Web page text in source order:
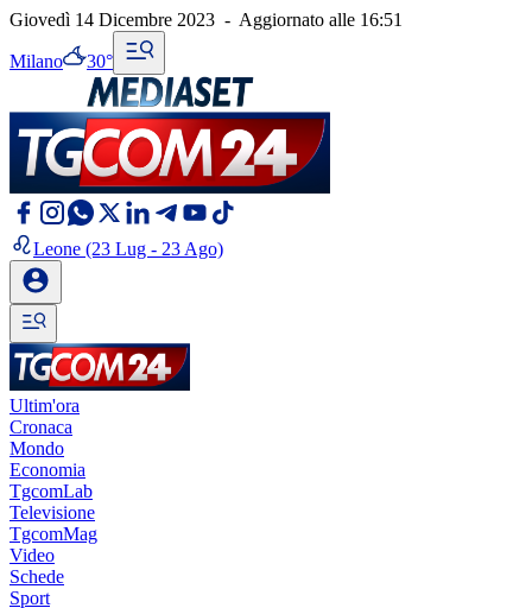
Giovedì 14 Dicembre 2023 - Aggiornato alle 16:51
Milano 30°
Leone (23 Lug - 23 Ago)
Ultim'ora
Cronaca
Mondo
Economia
TgcomLab
Televisione
TgcomMag
Video
Schede
Sport